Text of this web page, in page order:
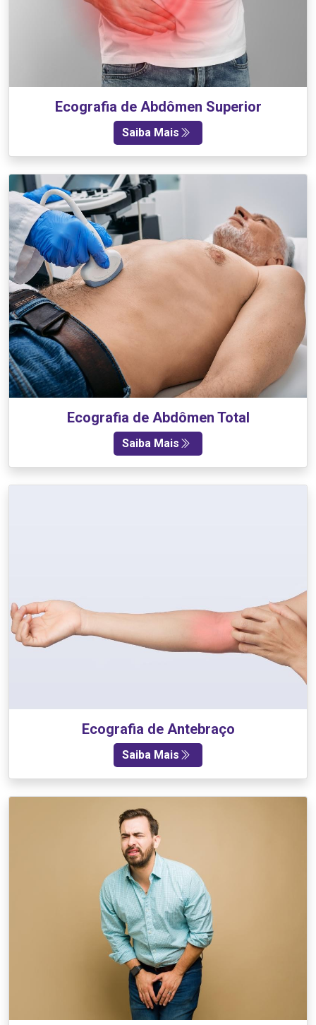
Ecografia de Abdômen Superior
Saiba Mais
Ecografia de Abdômen Total
Saiba Mais
Ecografia de Antebraço
Saiba Mais